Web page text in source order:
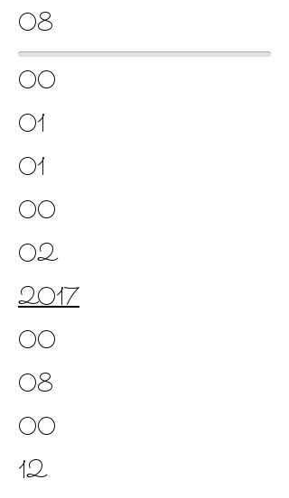
08
00
01
01
00
02
2017
00
08
00
12